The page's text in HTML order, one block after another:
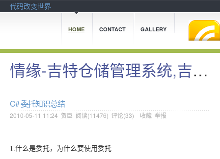
代码改变世界
HOME CONTACT GALLERY
情缘-吉特仓储管理系统,吉特日化MES系统(群:88718955,142050808)
C# 委托知识总结
2010-05-11 11:24 贺臣 阅读(11476) 评论(33) 收藏 举报
1.什么是委托，为什么要使用委托